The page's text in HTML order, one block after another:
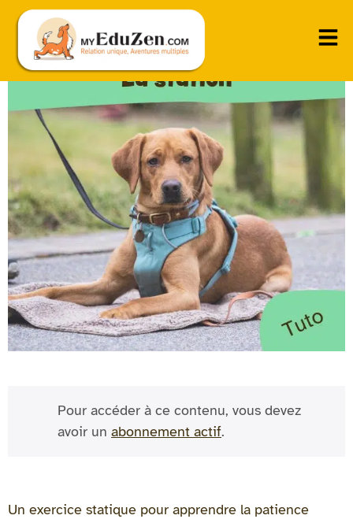
Attendre au calme
Pour accéder à ce contenu, vous devez
avoir un abonnement actif.
Un exercice statique pour apprendre la patience